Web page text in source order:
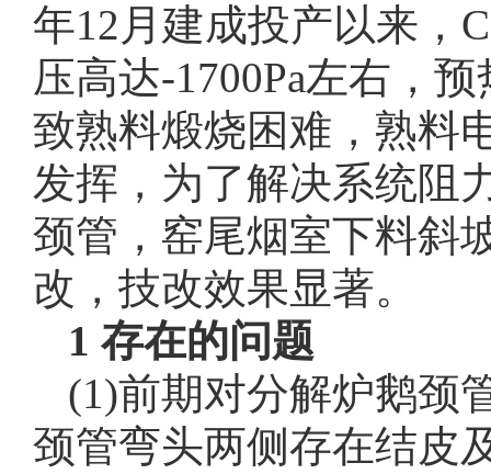
年12月建成投产以来，
压高达-1700Pa左右，
致熟料煅烧困难，熟料
发挥，为了解决系统阻
颈管，窑尾烟室下料斜
改，技改效果显著。
1 存在的问题
(1)前期对分解炉鹅颈
颈管弯头两侧存在结皮